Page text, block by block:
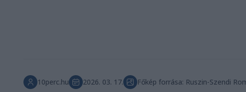
10perc.hu 2026. 03. 17. Főkép forrása: Ruszin-Szendi